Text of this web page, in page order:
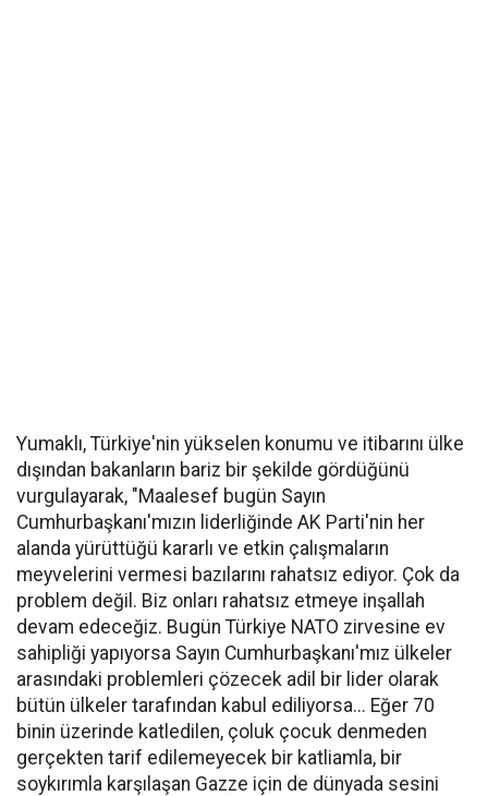
Yumaklı, Türkiye'nin yükselen konumu ve itibarını ülke
dışından bakanların bariz bir şekilde gördüğünü
vurgulayarak, "Maalesef bugün Sayın
Cumhurbaşkanı'mızın liderliğinde AK Parti'nin her
alanda yürüttüğü kararlı ve etkin çalışmaların
meyvelerini vermesi bazılarını rahatsız ediyor. Çok da
problem değil. Biz onları rahatsız etmeye inşallah
devam edeceğiz. Bugün Türkiye NATO zirvesine ev
sahipliği yapıyorsa Sayın Cumhurbaşkanı'mız ülkeler
arasındaki problemleri çözecek adil bir lider olarak
bütün ülkeler tarafından kabul ediliyorsa... Eğer 70
binin üzerinde katledilen, çoluk çocuk denmeden
gerçekten tarif edilemeyecek bir katliamla, bir
soykırımla karşılaşan Gazze için de dünyada sesini